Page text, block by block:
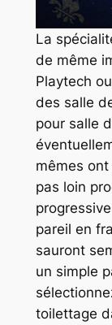
La
de même
Playtech
des salle
pour salle
mêmes
pas loin
pareil en
sauront
un simple
toilettage